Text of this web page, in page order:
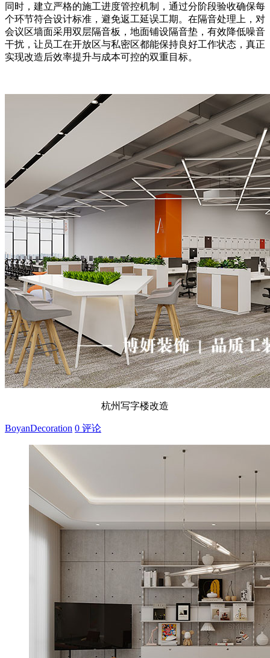
同时，建立严格的施工进度管控机制，通过分阶段验收确保每
个环节符合设计标准，避免返工延误工期。在隔音处理上，对
会议区墙面采用双层隔音板，地面铺设隔音垫，有效降低噪音
干扰，让员工在开放区与私密区都能保持良好工作状态，真正
实现改造后效率提升与成本可控的双重目标。
杭州写字楼改造
BoyanDecoration 0 评论